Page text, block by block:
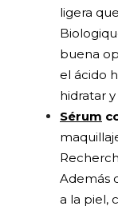
ligera
buena
el ácido
hidratar
Sérum
Además
a la piel,